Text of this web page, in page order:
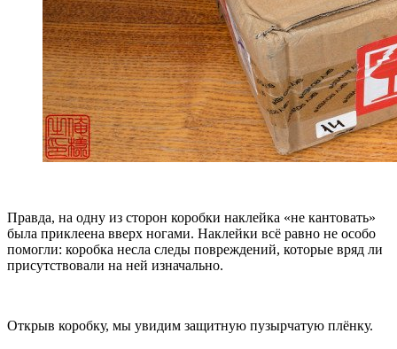
Правда, на одну из сторон коробки наклейка «не кантовать»
была приклеена вверх ногами. Наклейки всё равно не особо
помогли: коробка несла следы повреждений, которые вряд ли
присутствовали на ней изначально.
Открыв коробку, мы увидим защитную пузырчатую плёнку.